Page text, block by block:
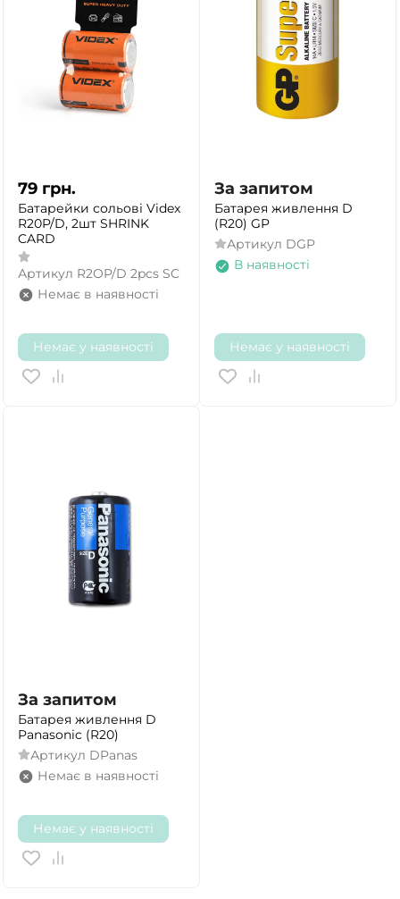
79 грн.
Батарейки сольові Videx
R20P/D, 2шт SHRINK
CARD
Артикул R2OP/D 2pcs SC
Немає в наявності
Немає у наявності
За запитом
Батарея живлення D
(R20) GP
Артикул DGP
В наявності
Немає у наявності
За запитом
Батарея живлення D
Panasonic (R20)
Артикул DPanas
Немає в наявності
Немає у наявності
НІ